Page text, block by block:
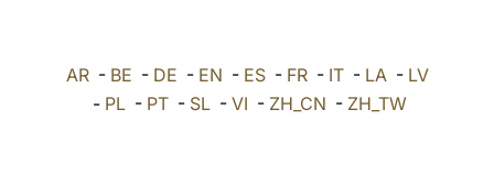
العربيّة
中文
AR- BE - DE - EN - ES- FR- IT- LA- LV
- PL- PT- SL- VI - ZH_CN - ZH_TW